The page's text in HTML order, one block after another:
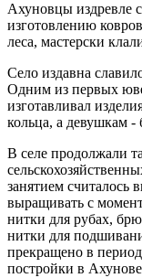
Ахуновцы издревле
изготовлению
леса, мастерски
Село издавна
Одним из первых
изготавливал
кольца, а девушкам
В селе продолжали
занятием считалось
выращивать с
нитки для рубах,
нитки для
прекращено в
постройки в